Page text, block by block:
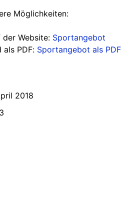
Möglichkeiten:
Website: Sportangebot
als PDF: Sportangebot als PDF
2018
Zwei neue